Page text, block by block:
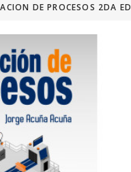
DE PROCESOS 2DA